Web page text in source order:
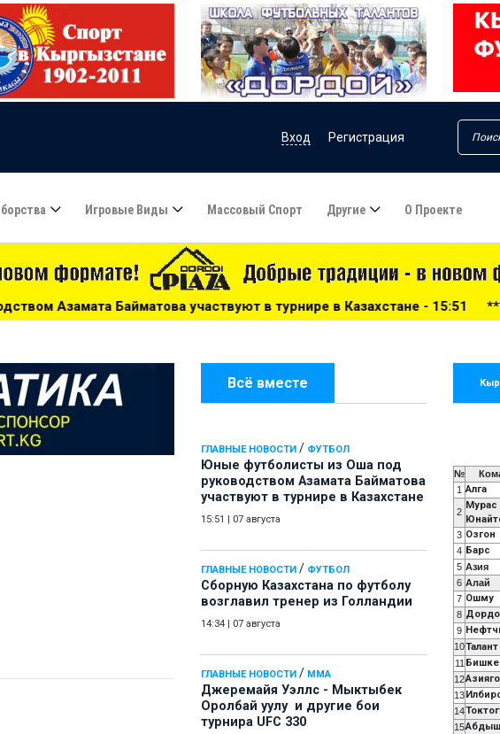
Вход Регистрация
Игровые Виды Массовый Спорт Другие О Проекте
в турнире в Казахстане - 15:51 ***Сборную Казахстана по
Всё вместе
ГЛАВНЫЕ НОВОСТИ / ФУТБОЛ
Юные футболисты из Оша под
руководством Азамата Байматова
участвуют в турнире в Казахстане
15:51 07 августа
ГЛАВНЫЕ НОВОСТИ / ФУТБОЛ
Сборную Казахстана по футболу
возглавил тренер из Голландии
14:34 07 августа
ГЛАВНЫЕ НОВОСТИ / ММА
Джеремайя Уэллс - Мыктыбек
Оролбай уулу и другие бои
турнира UFC 330
№
1 Алга
2
Мурас
3 Озгон
4 Барс
5 Азия
6 Алай
7 Ошму
8
9
10Талант
11
12
13
14
15